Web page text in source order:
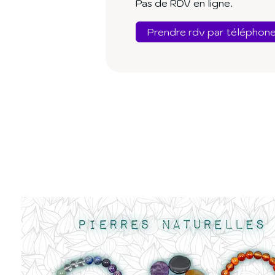
Pas de RDV en ligne.
Prendre rdv par